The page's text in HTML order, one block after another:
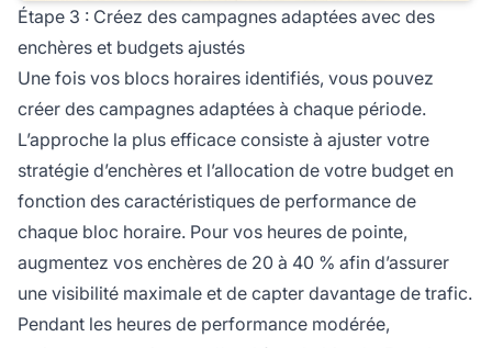
Étape 3 : Créez des campagnes adaptées avec des
enchères et budgets ajustés
Une fois vos blocs horaires identifiés, vous pouvez
créer des campagnes adaptées à chaque période.
L’approche la plus efficace consiste à ajuster votre
stratégie d’enchères et l’allocation de votre budget en
fonction des caractéristiques de performance de
chaque bloc horaire. Pour vos heures de pointe,
augmentez vos enchères de 20 à 40 % afin d’assurer
une visibilité maximale et de capter davantage de trafic.
Pendant les heures de performance modérée,